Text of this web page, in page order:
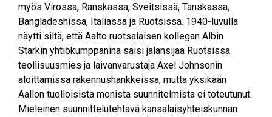
myös Virossa, Ranskassa, Sveitsissä, Tanskassa,
Bangladeshissa, Italiassa ja Ruotsissa. 1940-luvulla
näytti siltä, että Aalto ruotsalaisen kollegan Albin
Starkin yhtiökumppanina saisi jalansijaa Ruotsissa
teollisuusmies ja laivanvarustaja Axel Johnsonin
aloittamissa rakennushankkeissa, mutta yksikään
Aallon tuolloisista monista suunnitelmista ei toteutunut.
Mieleinen suunnittelutehtävä kansalaisyhteiskunnan